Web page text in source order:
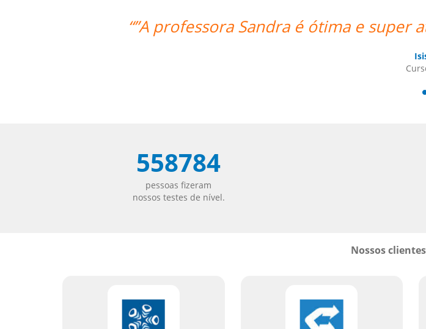
Sandra é ótima e super atenciosa. Super recomendo o
558784
pessoas fizeram
nossos testes de nível.
Nossos